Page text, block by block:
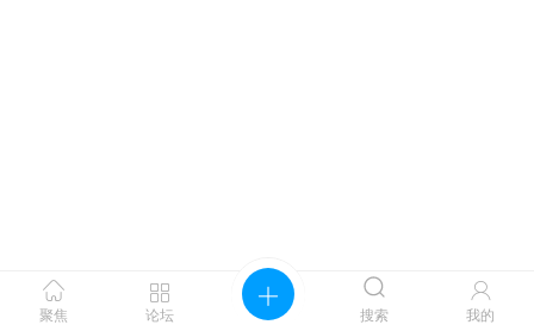

聚焦

论坛

搜索

我的